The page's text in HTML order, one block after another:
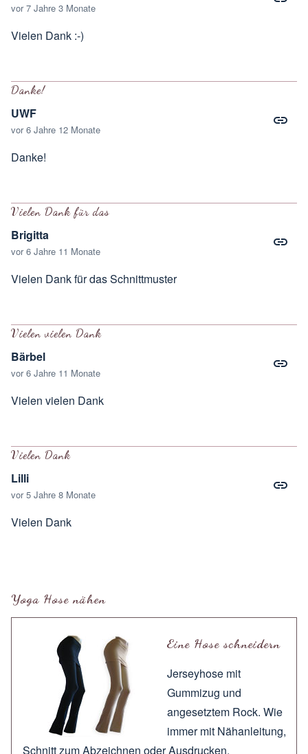
vor 7 Jahre 3 Monate
Vielen Dank :-)
Danke!
UWF
vor 6 Jahre 12 Monate
Danke!
Vielen Dank für das
Brigitta
vor 6 Jahre 11 Monate
Vielen Dank für das Schnittmuster
Vielen vielen Dank
Bärbel
vor 6 Jahre 11 Monate
Vielen vielen Dank
Vielen Dank
Lilli
vor 5 Jahre 8 Monate
Vielen Dank
Yoga Hose nähen
Eine Hose schneidern
Jerseyhose mit
Gummizug und
angesetztem Rock. Wie
immer mit Nähanleitung,
Schnitt zumAbzeichnen oderAusdrucken.